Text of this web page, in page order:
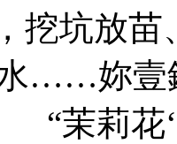
挖坑放苗
灑水……妳
莉花‘